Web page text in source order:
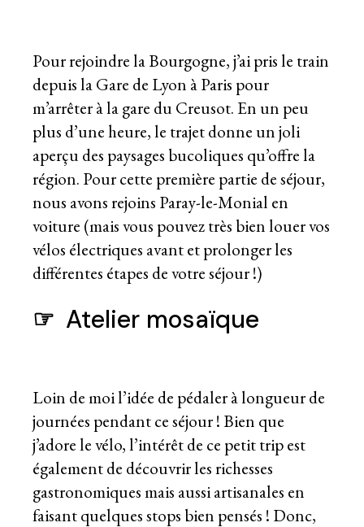
Pour rejoindre la Bourgogne, j’ai pris le train
depuis la Gare de Lyon à Paris pour
m’arrêter à la gare du Creusot. En un peu
plus d’une heure, le trajet donne un joli
aperçu des paysages bucoliques qu’offre la
région. Pour cette première partie de séjour,
nous avons rejoins Paray-le-Monial en
voiture (mais vous pouvez très bien louer vos
vélos électriques avant et prolonger les
différentes étapes de votre séjour !)
☞ Atelier mosaïque
Loin de moi l’idée de pédaler à longueur de
journées pendant ce séjour ! Bien que
j’adore le vélo, l’intérêt de ce petit trip est
également de découvrir les richesses
gastronomiques mais aussi artisanales en
faisant quelques stops bien pensés ! Donc,